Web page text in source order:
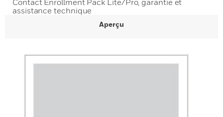
Contact Enrollment Pack Lite/Pro, garantie et
assistance technique
Aperçu